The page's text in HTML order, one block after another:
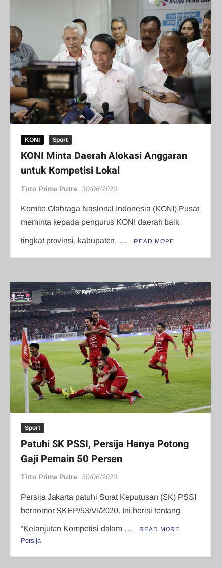
KONI Sport
KONI Minta Daerah Alokasi Anggaran
untuk Kompetisi Lokal
Tirto Prima Putra 30/06/2020
Komite Olahraga Nasional Indonesia (KONI) Pusat
meminta kepada pengurus KONI daerah baik
tingkat provinsi, kabupaten, … READ MORE
Sport
Patuhi SK PSSI, Persija Hanya Potong
Gaji Pemain 50 Persen
Tirto Prima Putra 30/06/2020
Persija Jakarta patuhi Surat Keputusan (SK) PSSI
bernomor SKEP/53/VI/2020. Ini berisi tentang
“Kelanjutan Kompetisi dalam … READ MORE
Persija